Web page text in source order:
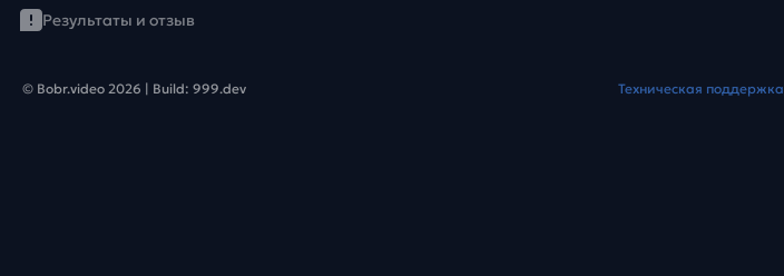
Результаты и отзыв
© Bobr.video 2026 | Build: 999.dev Техническая поддержка